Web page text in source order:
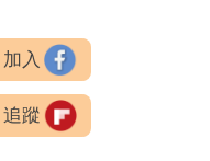
加入
追蹤